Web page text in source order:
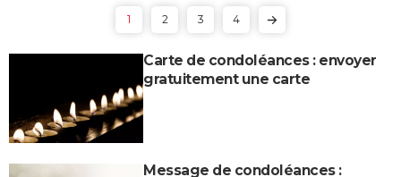
1 2 3 4
Carte de condoléances : envoyer
gratuitement une carte
Message de condoléances :